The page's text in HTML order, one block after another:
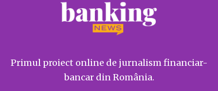
Primul proiect online de jurnalism financiar-
bancar din România.